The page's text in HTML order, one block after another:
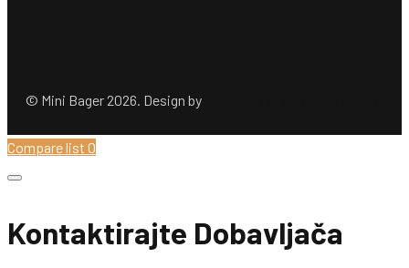
© Mini Bager 2026. Design by
Compare list 0
Kontaktirajte Dobavljača